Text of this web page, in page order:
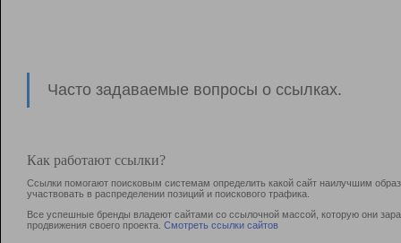
Часто задаваемые вопросы о ссылках.
Как работают ссылки?
Ссылки помогают поисковым системам определить какой сайт наилучшим
участвовать в раcпределении позиций и поискового трафика.
Все успешные бренды владеют сайтами со ссылочной массой, которую они
продвижения своего проекта. Смотреть ссылки сайтов